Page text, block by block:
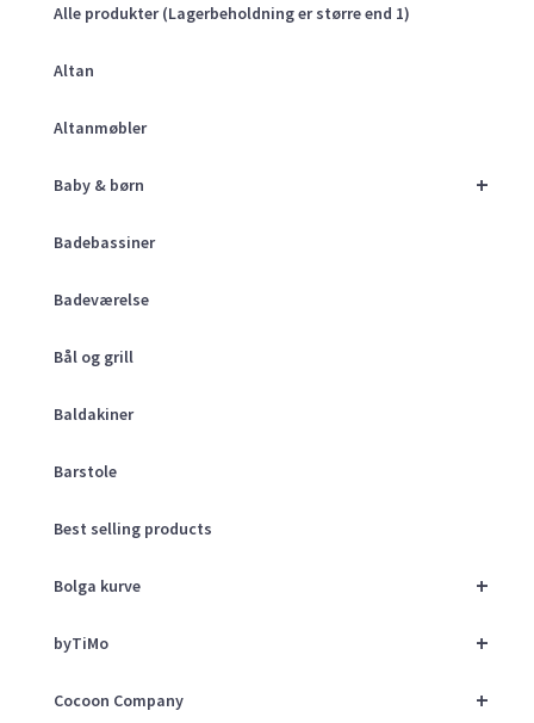
Alle produkter (Lagerbeholdning er større end 1)
Altan
Altanmøbler
+
Baby & børn
Badebassiner
Badeværelse
Bål og grill
Baldakiner
Barstole
Best selling products
+
Bolga kurve
+
byTiMo
+
Cocoon Company